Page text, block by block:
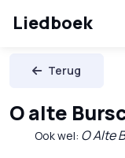
Liedboek
Terug
O alte
Ook wel: O Alte